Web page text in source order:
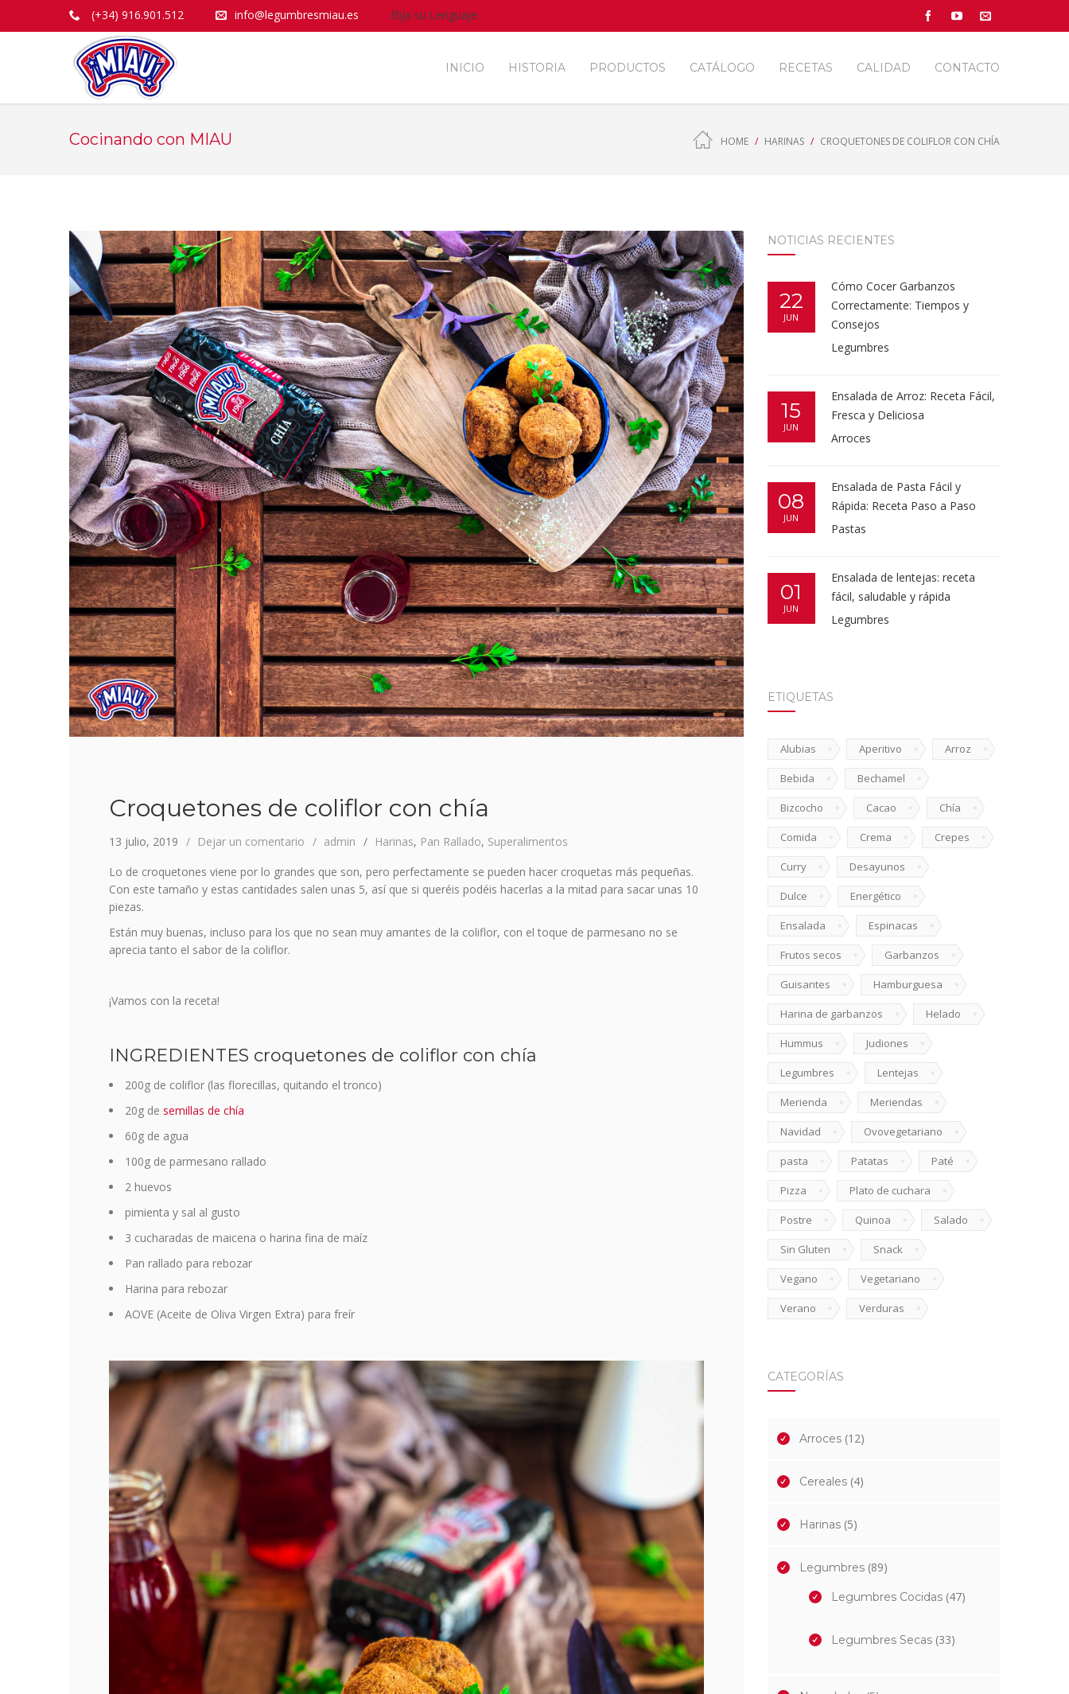
(+34) 916.901.512 info@legumbresmiau.es Elija su Lenguaje:
INICIO HISTORIA PRODUCTOS CATÁLOGO RECETAS CALIDAD CONTACTO
Cocinando con MIAU HOME HARINAS CROQUETONES DE COLIFLOR CON CHÍA
Croquetones de coliflor con chía
13 julio, 2019 Dejar un comentario admin Harinas, Pan Rallado, Superalimentos
Lo de croquetones viene por lo grandes que son, pero perfectamente se pueden hacer croquetas más pequeñas.
Con este tamaño y estas cantidades salen unas 5, así que si queréis podéis hacerlas a la mitad para sacar unas 10
piezas.
Están muy buenas, incluso para los que no sean muy amantes de la coliflor, con el toque de parmesano no se
aprecia tanto el sabor de la coliflor.
¡Vamos con la receta!
INGREDIENTES croquetones de coliflor con chía
200g de coliflor (las florecillas, quitando el tronco)
20g de semillas de chía
60g de agua
100g de parmesano rallado
2 huevos
pimienta y sal al gusto
3 cucharadas de maicena o harina fina de maíz
Pan rallado para rebozar
Harina para rebozar
AOVE (Aceite de Oliva Virgen Extra) para freír
NOTICIAS RECIENTES
22
JUN
Cómo Cocer Garbanzos
Correctamente: Tiempos y
Consejos
Legumbres
15
JUN
Ensalada de Arroz: Receta Fácil,
Fresca y Deliciosa
Arroces
08
JUN
Ensalada de Pasta Fácil y
Rápida: Receta Paso a Paso
Pastas
01
JUN
Ensalada de lentejas: receta
fácil, saludable y rápida
Legumbres
ETIQUETAS
Alubias Aperitivo Arroz
Bebida Bechamel
Bizcocho Cacao Chía
Comida Crema Crepes
Curry Desayunos
Dulce Energético
Ensalada Espinacas
Frutos secos Garbanzos
Guisantes Hamburguesa
Harina de garbanzos Helado
Hummus Judiones
Legumbres Lentejas
Merienda Meriendas
Navidad Ovovegetariano
pasta Patatas Paté
Pizza Plato de cuchara
Postre Quinoa Salado
Sin Gluten Snack
Vegano Vegetariano
Verano Verduras
CATEGORÍAS
Arroces(12)
Cereales(4)
Harinas(5)
Legumbres(89)
Legumbres Cocidas(47)
Legumbres Secas(33)